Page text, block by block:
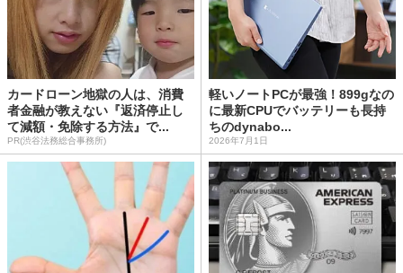
カードローン地獄の人は、消費
者金融が教えない『返済停止し
て減額・免除する方法』で...
PR(渋谷法務総合事務所)
軽いノートPCが最強！899gなの
に最新CPUでバッテリーも長持
ちのdynabo...
2026年7月1日